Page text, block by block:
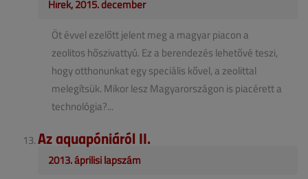
Hírek, 2015. december
Öt évvel ezelőtt jelent meg a magyar piacon a
zeolitos hőszivattyú. Ez a berendezés lehetővé teszi,
hogy otthonunkat egy speciális kővel, a zeolittal
melegítsük. Mikor lesz Magyarországon is piacérett a
technológia?...
Az aquapóniáról II.
2013. áprilisi lapszám